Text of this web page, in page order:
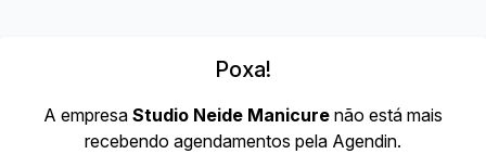
Poxa!
A empresa Studio Neide Manicure não está mais
recebendo agendamentos pela Agendin.